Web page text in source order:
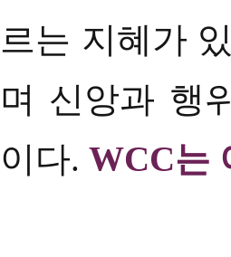
르는 지혜가
며 신앙과 행
이다. WCC는